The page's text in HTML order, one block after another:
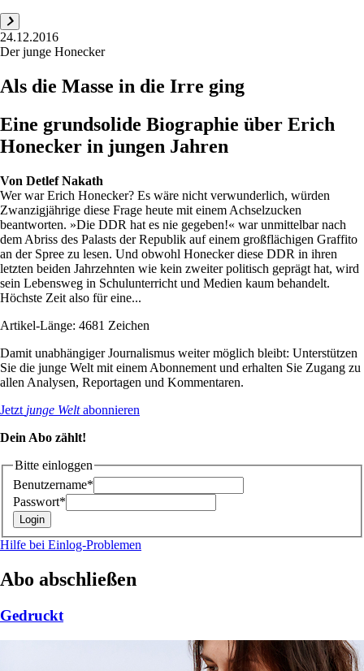
24.12.2016
Der junge Honecker
Als die Masse in die Irre ging
Eine grundsolide Biographie über Erich
Honecker in jungen Jahren
Von Detlef Nakath
Wer war Erich Honecker? Es wäre nicht verwunderlich, würden
Zwanzigjährige diese Frage heute mit einem Achselzucken
beantworten. »Die DDR hat es nie gegeben!« war unmittelbar nach
dem Abriss des Palasts der Republik auf einem großflächigen Graffito
an der Spree zu lesen. Und obwohl Honecker diese DDR in ihren
letzten beiden Jahrzehnten wie kein zweiter politisch geprägt hat, wird
sein Lebensweg in Schulunterricht und Medien kaum behandelt.
Höchste Zeit also für eine...
Artikel-Länge: 4681 Zeichen
Damit unabhängiger Journalismus weiter möglich bleibt: Unterstützen
Sie die junge Welt mit einem Abonnement und erhalten Sie Zugang zu
allen Analysen, Reportagen und Kommentaren.
Jetzt junge Weltabonnieren
Dein Abo zählt!
Bitte einloggen
Benutzername*
Passwort*
Hilfe bei Einlog-Problemen
Abo abschließen
Gedruckt